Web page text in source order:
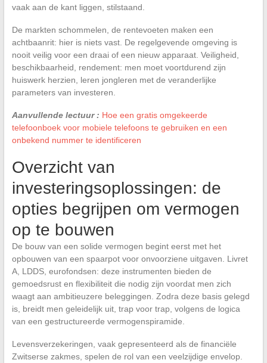
vaak aan de kant liggen, stilstaand.
De markten schommelen, de rentevoeten maken een
achtbaanrit: hier is niets vast. De regelgevende omgeving is
nooit veilig voor een draai of een nieuw apparaat. Veiligheid,
beschikbaarheid, rendement: men moet voortdurend zijn
huiswerk herzien, leren jongleren met de veranderlijke
parameters van investeren.
Aanvullende lectuur : Hoe een gratis omgekeerde
telefoonboek voor mobiele telefoons te gebruiken en een
onbekend nummer te identificeren
Overzicht van
investeringsoplossingen: de
opties begrijpen om vermogen
op te bouwen
De bouw van een solide vermogen begint eerst met het
opbouwen van een spaarpot voor onvoorziene uitgaven. Livret
A, LDDS, eurofondsen: deze instrumenten bieden de
gemoedsrust en flexibiliteit die nodig zijn voordat men zich
waagt aan ambitieuzere beleggingen. Zodra deze basis gelegd
is, breidt men geleidelijk uit, trap voor trap, volgens de logica
van een gestructureerde vermogenspiramide.
Levensverzekeringen, vaak gepresenteerd als de financiële
Zwitserse zakmes, spelen de rol van een veelzijdige envelop.